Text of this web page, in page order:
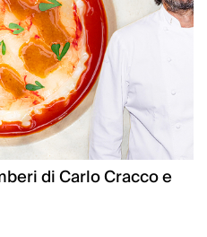
di Carlo Cracco e